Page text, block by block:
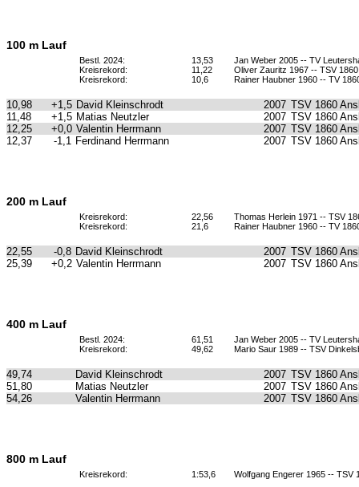
100 m Lauf
Bestl. 2024: 13,53
Jan Weber 2005 -- TV
Kreisrekord:
11,22
Oliver Zauritz 1967 -- TSV
Kreisrekord:
10,6 Rainer Haubner 1960 -- TV
10,98 +1,5 David Kleinschrodt 2007 TSV 1860
11,48
+1,5 Matias Neutzler 2007 TSV 1860
12,25
+0,0 Valentin Herrmann 2007 TSV 1860
12,37
-1,1 Ferdinand Herrmann 2007 TSV 1860
200 m Lauf
Kreisrekord: 22,56
Thomas Herlein 1971 -- TSV
Kreisrekord:
21,6 Rainer Haubner 1960 -- TV
22,55 -0,8 David Kleinschrodt 2007 TSV 1860
25,39
+0,2 Valentin Herrmann 2007 TSV 1860
400 m Lauf
Bestl. 2024: 61,51
Jan Weber 2005 -- TV
Kreisrekord:
49,62 Mario Saur 1989 -- TSV
49,74 David Kleinschrodt 2007 TSV 1860
51,80
Matias Neutzler 2007 TSV 1860
54,26
Valentin Herrmann 2007 TSV 1860
800 m Lauf
Kreisrekord: 1:53,6 Wolfgang Engerer 1965 -- TSV